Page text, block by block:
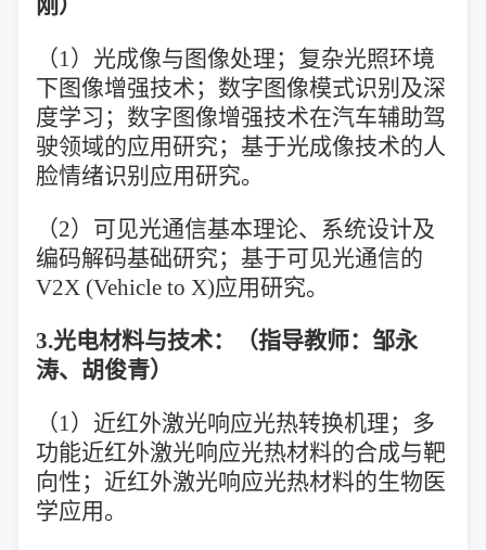
刚）
（1）光成像与图像处理；复杂光照环境
下图像增强技术；数字图像模式识别及深
度学习；数字图像增强技术在汽车辅助驾
驶领域的应用研究；基于光成像技术的人
脸情绪识别应用研究。
（2）可见光通信基本理论、系统设计及
编码解码基础研究；基于可见光通信的
V2X (Vehicle to X)应用研究。
3.光电材料与技术：（指导教师：邹永
涛、胡俊青）
（1）近红外激光响应光热转换机理；多
功能近红外激光响应光热材料的合成与靶
向性；近红外激光响应光热材料的生物医
学应用。